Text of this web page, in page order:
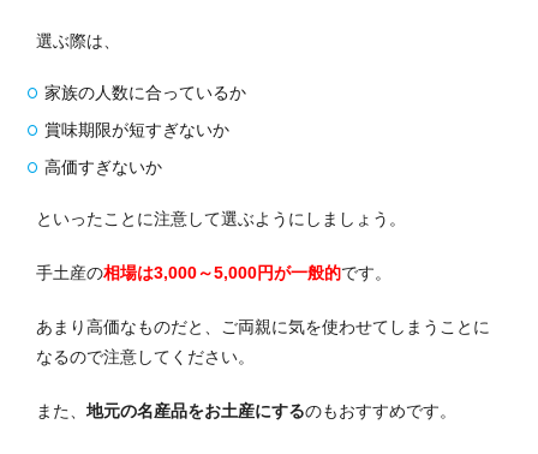
選ぶ際は、
家族の人数に合っているか
賞味期限が短すぎないか
高価すぎないか
といったことに注意して選ぶようにしましょう。
手土産の相場は3,000～5,000円が一般的です。
あまり高価なものだと、ご両親に気を使わせてしまうことに
なるので注意してください。
また、 地元の名産品をお土産にするのもおすすめです。